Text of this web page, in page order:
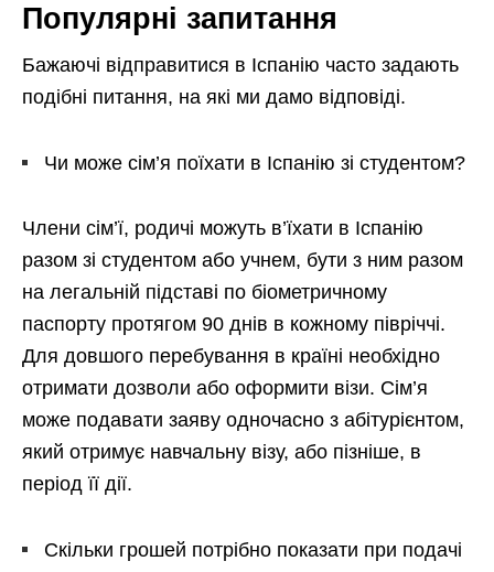
Популярні запитання
Бажаючі відправитися в Іспанію часто задають
подібні питання, на які ми дамо відповіді.
Чи може сім’я поїхати в Іспанію зі студентом?
Члени сім’ї, родичі можуть в’їхати в Іспанію
разом зі студентом або учнем, бути з ним разом
на легальній підставі по біометричному
паспорту протягом 90 днів в кожному півріччі.
Для довшого перебування в країні необхідно
отримати дозволи або оформити візи. Сім’я
може подавати заяву одночасно з абітурієнтом,
який отримує навчальну візу, або пізніше, в
період її дії.
Скільки грошей потрібно показати при подачі